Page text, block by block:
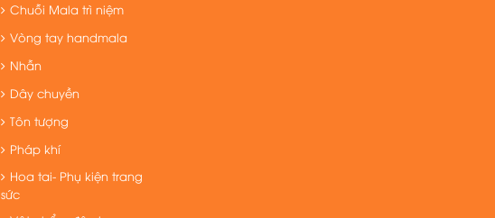
Chuỗi Mala trì niệm
Vòng tay handmala
Nhẫn
Dây chuyền
Tôn tượng
Pháp khí
Hoa tai- Phụ kiện trang
sức